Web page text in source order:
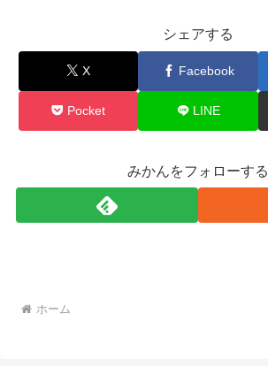
シェアする
X Facebook
Pocket LINE
みかんをフォローする
ホーム